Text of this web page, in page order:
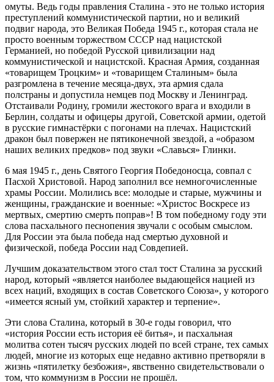
омуты. Ведь годы правления Сталина - это не только история
преступлений коммунистической партии, но и великий
подвиг народа, это Великая Победа 1945 г., которая стала не
просто военным торжеством СССР над нацистской
Германией, но победой Русской цивилизации над
коммунистической и нацистской. Красная Армия, созданная
«товарищем Троцким» и «товарищем Сталиным» была
разгромлена в течение месяца-двух, эта армия сдала
полстраны и допустила немцев под Москву и Ленинград.
Отстаивали Родину, громили жестокого врага и входили в
Берлин, солдаты и офицеры другой, Советской армии, одетой
в русские гимнастёрки с погонами на плечах. Нацистский
дракон был повержен не пятиконечной звездой, а «образом
наших великих предков» под звуки «Славься» Глинки.
6 мая 1945 г., день Святого Георгия Победоносца, совпал с
Пасхой Христовой. Народ заполнил все немногочисленные
храмы России. Молились все: молодые и старые, мужчины и
женщины, гражданские и военные: «Христос Воскресе из
мертвых, смертию смерть поправ»! В том победному году эти
слова пасхального песнопения звучали с особым смыслом.
Для России эта была победа над смертью духовной и
физической, победа России над Совдепией.
Лучшим доказательством этого стал тост Сталина за русский
народ, который «является наиболее выдающейся нацией из
всех наций, входящих в состав Советского Союза», у которого
«имеется ясный ум, стойкий характер и терпение».
Эти слова Сталина, который в 30-е годы говорил, что
«история России есть история её битья», и пасхальная
молитва сотен тысяч русских людей по всей стране, тех самых
людей, многие из которых еще недавно активно претворяли в
жизнь «пятилетку безбожия», явственно свидетельствовали о
том, что коммунизм в России не прошёл.